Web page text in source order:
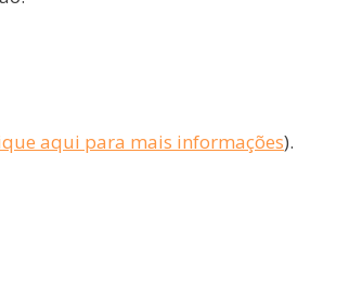
aqui para mais informações).